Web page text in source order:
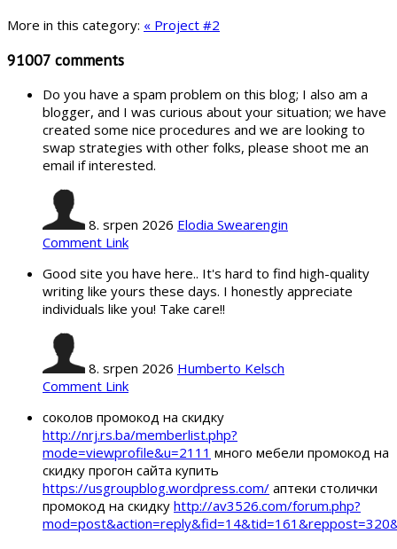
More in this category: « Project #2
91007 comments
Do you have a spam problem on this blog; I also am a
blogger, and I was curious about your situation; we have
created some nice procedures and we are looking to
swap strategies with other folks, please shoot me an
email if interested.
8. srpen 2026 Elodia Swearengin
Comment Link
Good site you have here.. It's hard to find high-quality
writing like yours these days. I honestly appreciate
individuals like you! Take care!!
8. srpen 2026 Humberto Kelsch
Comment Link
соколов промокод на скидку
http://nrj.rs.ba/memberlist.php?
mode=viewprofile&u=2111 много мебели промокод на
скидку прогон сайта купить
https://usgroupblog.wordpress.com/ аптеки столички
промокод на скидку http://av3526.com/forum.php?